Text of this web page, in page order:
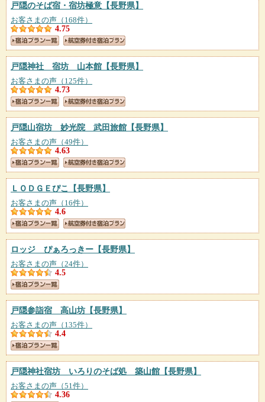
戸隠のそば宿・宿坊極意 【長野県】
お客さまの声（168件）
4.75
戸隠神社 宿坊 山本館 【長野県】
お客さまの声（125件）
4.73
戸隠山宿坊 妙光院 武田旅館 【長野県】
お客さまの声（49件）
4.63
ＬＯＤＧＥぴこ 【長野県】
お客さまの声（16件）
4.6
ロッジ ぴぁろっきー 【長野県】
お客さまの声（24件）
4.5
戸隠参詣宿 高山坊 【長野県】
お客さまの声（135件）
4.4
戸隠神社宿坊 いろりのそば処 築山館 【長野県】
お客さまの声（51件）
4.36